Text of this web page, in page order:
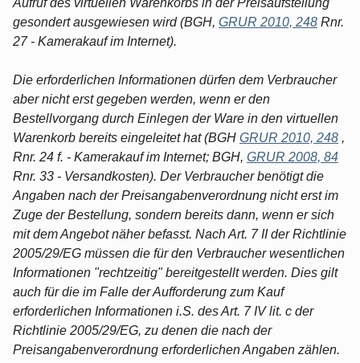
Aufruf des virtuellen Warenkorbs in der Preisaufstellung
gesondert ausgewiesen wird (BGH, GRUR 2010, 248 Rnr.
27 - Kamerakauf im Internet).
Die erforderlichen Informationen dürfen dem Verbraucher
aber nicht erst gegeben werden, wenn er den
Bestellvorgang durch Einlegen der Ware in den virtuellen
Warenkorb bereits eingeleitet hat (BGH GRUR 2010, 248 ,
Rnr. 24 f. - Kamerakauf im Internet; BGH, GRUR 2008, 84
Rnr. 33 - Versandkosten). Der Verbraucher benötigt die
Angaben nach der Preisangabenverordnung nicht erst im
Zuge der Bestellung, sondern bereits dann, wenn er sich
mit dem Angebot näher befasst. Nach Art. 7 II der Richtlinie
2005/29/EG müssen die für den Verbraucher wesentlichen
Informationen "rechtzeitig" bereitgestellt werden. Dies gilt
auch für die im Falle der Aufforderung zum Kauf
erforderlichen Informationen i.S. des Art. 7 IV lit. c der
Richtlinie 2005/29/EG, zu denen die nach der
Preisangabenverordnung erforderlichen Angaben zählen.